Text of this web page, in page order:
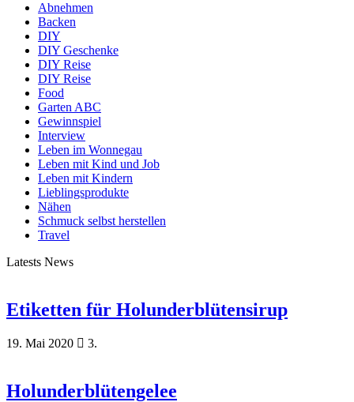
Abnehmen
Backen
DIY
DIY Geschenke
DIY Reise
DIY Reise
Food
Garten ABC
Gewinnspiel
Interview
Leben im Wonnegau
Leben mit Kind und Job
Leben mit Kindern
Lieblingsprodukte
Nähen
Schmuck selbst herstellen
Travel
Latests News
Etiketten für Holunderblütensirup
19. Mai 2020 3.
Holunderblütengelee